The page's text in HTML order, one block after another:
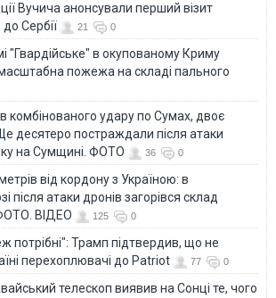
Вучича анонсували перший візит
Сербії
21 0
"Гвардійське" в окупованому Криму
пожежа на складі пального
комбінованого удару по Сумах, двоє
десятеро постраждали після атаки
на Сумщині. ФОТО
36 0
від кордону з Україною: в
після атаки дронів загорівся склад
ВІДЕО
125 0
потрібні": Трамп підтвердив, що не
перехоплювачі до Patriot
77 0
телескоп виявив на Сонці те, чого